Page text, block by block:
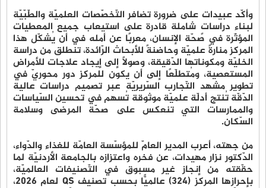
وأكّد عبيدات على ضرورة تضافر التّخصّصات العلميّة والطّبّيّة
لبناء دراساتٍ شاملة قادرة على استيعاب جميع المعطيات
المؤثّرة في صحّة الإنسان، معربًا عن أمله في أن يُشكّل هذا
المركز منارةً علميّة وحاضنةً للأبحاث الرّائدة، تنطلق من دراسة
الخليّة ومكوناتها الدّقيقة، وصولًا إلى إيجاد علاجات للأمراض
المستعصية، ومُتطلّعًا إلى أن يكون للمركز دور محوريّ في
تطوير مشهد التّجارب السّريريّة عبر تصميم دراسات عالية
الدّقّة تُنتج أدلّة علميّة موثوقة تُسهم في تحسين السّياسات
والممارسات التي تنعكس على صحّة المرضى وسلامة
السّكان.
من جهته، أعرب المدير العامّ للمؤسّسة العامّة للغذاء والدّواء،
الدّكتور نزار مهيدات، عن فخره واعتزازه بالجامعة الأردنيّة لما
حقّقته من إنجاز غير مسبوق في التّصنيفات العالميّة،
بإحرازها المركز (324) عالميًّا بحسب تصنيف QS لعام 2026،